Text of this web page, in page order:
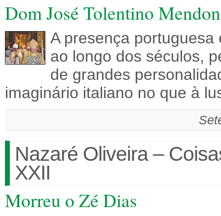
Dom José Tolentino
A presença
ao longo dos séculos,
de grandes
imaginário italiano no que à
Nazaré Oliveira –
XXII
Morreu o Zé Dias